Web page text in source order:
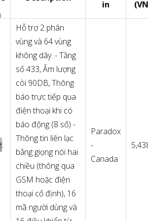
in
Hỗ trợ 2 phân
vùng và 64 vùng
không dây. - Tầng
số 433, Âm lượng
còi 90DB, Thông
báo trực tiếp qua
điện thoại khi có
báo động (8 số) -
Thông tin liên lạc
bằng giọng nói hai
chiều (thông qua
GSM hoặc điện
thoại cố định), 16
mã người dùng và
Paradox
-
Canada